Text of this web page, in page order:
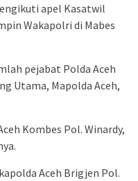
apel Kasatwil
Wakapolri di Mabes
pejabat Polda Aceh
Utama, Mapolda Aceh,
Kombes Pol. Winardy,
Aceh Brigjen Pol.